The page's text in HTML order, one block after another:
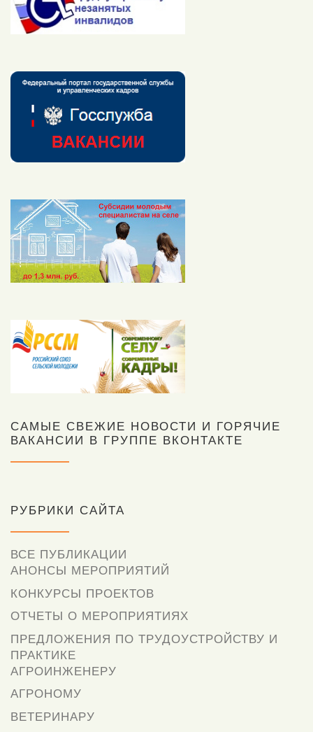
САМЫЕ СВЕЖИЕ НОВОСТИ И ГОРЯЧИЕ
ВАКАНСИИ В ГРУППЕ ВКОНТАКТЕ
РУБРИКИ САЙТА
ВСЕ ПУБЛИКАЦИИ
АНОНСЫ МЕРОПРИЯТИЙ
КОНКУРСЫ ПРОЕКТОВ
ОТЧЕТЫ О МЕРОПРИЯТИЯХ
ПРЕДЛОЖЕНИЯ ПО ТРУДОУСТРОЙСТВУ И
ПРАКТИКЕ
АГРОИНЖЕНЕРУ
АГРОНОМУ
ВЕТЕРИНАРУ